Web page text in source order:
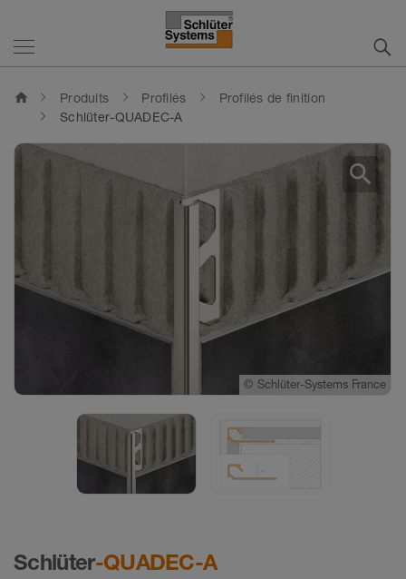
home Produits Profilés
Profilés de finition
Schlüter-QUADEC-A
Schlüter-QUADEC-A
© Schlüter-Systems France
© Schlüter-Systems France
search